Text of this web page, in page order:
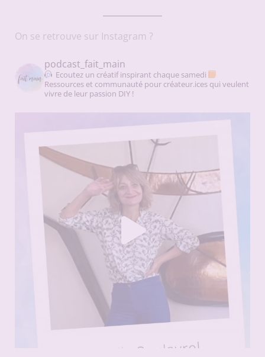
On se retrouve sur Instagram ?
podcast_fait_main
Ecoutez un créatif inspirant chaque samedi
Ressources et communauté pour créateur.ices qui veulent
vivre de leur passion DIY !